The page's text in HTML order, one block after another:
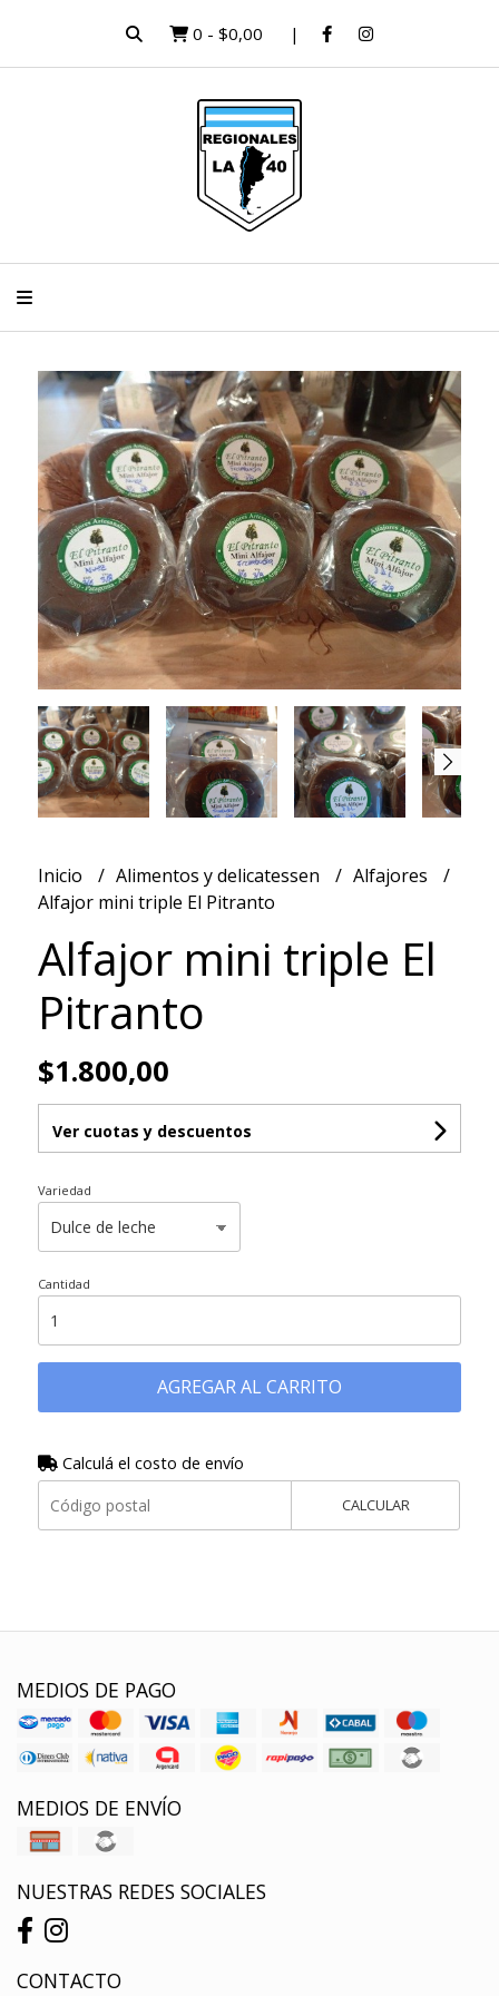
0 - $0,00
Inicio Alimentos y delicatessen
Alfajores
Alfajor mini triple El Pitranto
Alfajor mini triple El
Pitranto
$1.800,00
Ver cuotas y descuentos
Variedad
Cantidad
AGREGAR AL CARRITO
Calculá el costo de envío
CALCULAR
MEDIOS DE PAGO
MEDIOS DE ENVÍO
NUESTRAS REDES SOCIALES
CONTACTO